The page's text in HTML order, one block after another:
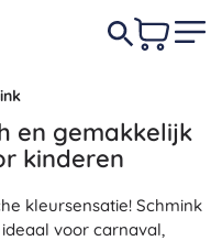
en gemakkelijk
kinderen
kleursensatie! Schmink
voor carnaval,